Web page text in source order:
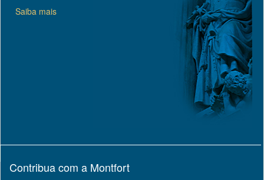
Saiba mais
Contribua com a Montfort